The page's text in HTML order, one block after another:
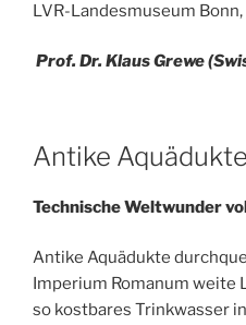
LVR-Landesmuseum
Prof. Dr. Klaus Grewe
Antike Aquädukte
Technische Weltwunder
Antike Aquädukte
Imperium Romanum weite
so kostbares Trinkwasser